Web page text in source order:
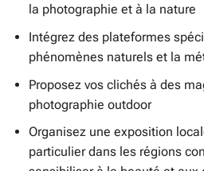
la photographie et à la nature
Intégrez des plateformes
phénomènes naturels et la
Proposez vos clichés à des
photographie outdoor
Organisez une exposition
particulier dans les régions